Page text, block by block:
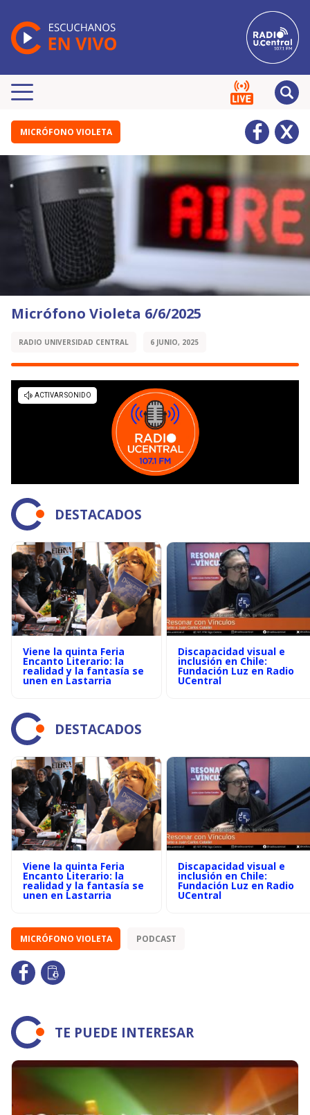
MICRÓFONO VIOLETA
Micrófono Violeta 6/6/2025
RADIO UNIVERSIDAD CENTRAL 6 JUNIO, 2025
DESTACADOS
Viene la quinta Feria
Encanto Literario: la
realidad y la fantasía se
unen en Lastarria
Discapacidad visual e
inclusión en Chile:
Fundación Luz en Radio
UCentral
DESTACADOS
Viene la quinta Feria
Encanto Literario: la
realidad y la fantasía se
unen en Lastarria
Discapacidad visual e
inclusión en Chile:
Fundación Luz en Radio
UCentral
MICRÓFONO VIOLETA PODCAST
TE PUEDE INTERESAR